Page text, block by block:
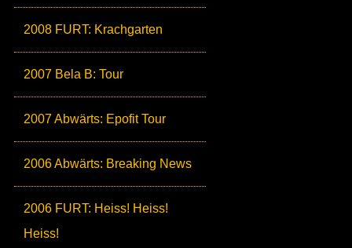
2008 FURT: Krachgarten
2007 Bela B: Tour
2007 Abwärts: Epofit Tour
2006 Abwärts: Breaking News
2006 FURT: Heiss! Heiss!
Heiss!